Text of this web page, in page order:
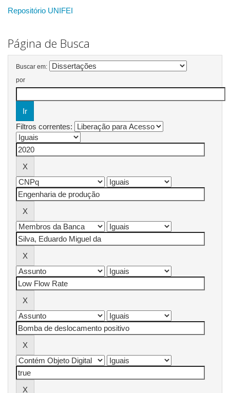
Repositório UNIFEI
Página de Busca
Buscar em:
por
Filtros correntes: